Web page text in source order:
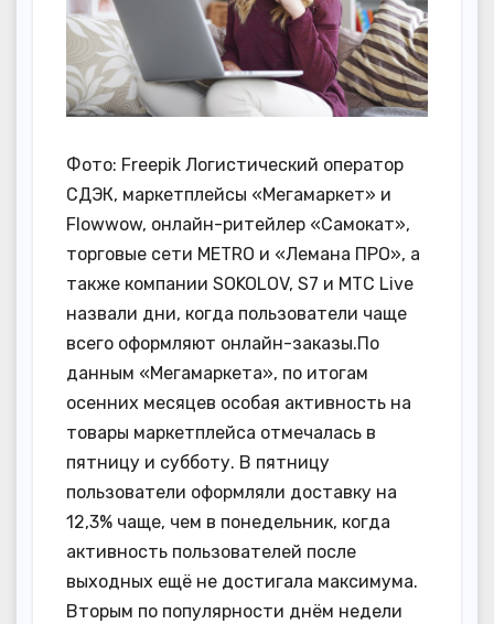
Фото: Freepik Логистический оператор
СДЭК, маркетплейсы «Мегамаркет» и
Flowwow, онлайн-ритейлер «Самокат»,
торговые сети METRO и «Лемана ПРО», а
также компании SOKOLOV, S7 и МТС Live
назвали дни, когда пользователи чаще
всего оформляют онлайн-заказы.По
данным «Мегамаркета», по итогам
осенних месяцев особая активность на
товары маркетплейса отмечалась в
пятницу и субботу. В пятницу
пользователи оформляли доставку на
12,3% чаще, чем в понедельник, когда
активность пользователей после
выходных ещё не достигала максимума.
Вторым по популярности днём недели